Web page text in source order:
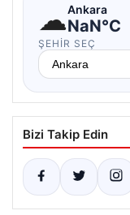
☁Ankara
NaN°C
ŞEHIR SEÇ
Bizi Takip Edin